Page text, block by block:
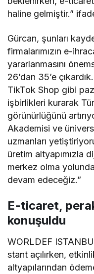
haline gelmiştir.”
Gürcan, şunları
firmalarımızın e-
yararlanmasını
26’dan 35’e
TikTok Shop gibi
işbirlikleri kurarak
görünürlüğünü
Akademisi ve
uzmanları
üretim altyapımızla
merkez olma
devam edeceğiz.”
E-ticaret,
konuşuldu
WORLDEF
stant açılırken,
altyapılarından